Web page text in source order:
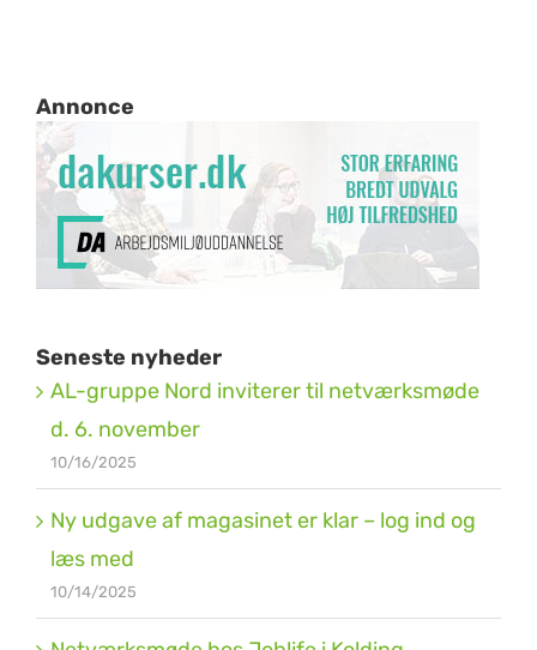
Annonce
Seneste nyheder
AL-gruppe Nord inviterer til netværksmøde
d. 6. november
10/16/2025
Ny udgave af magasinet er klar – log ind og
læs med
10/14/2025